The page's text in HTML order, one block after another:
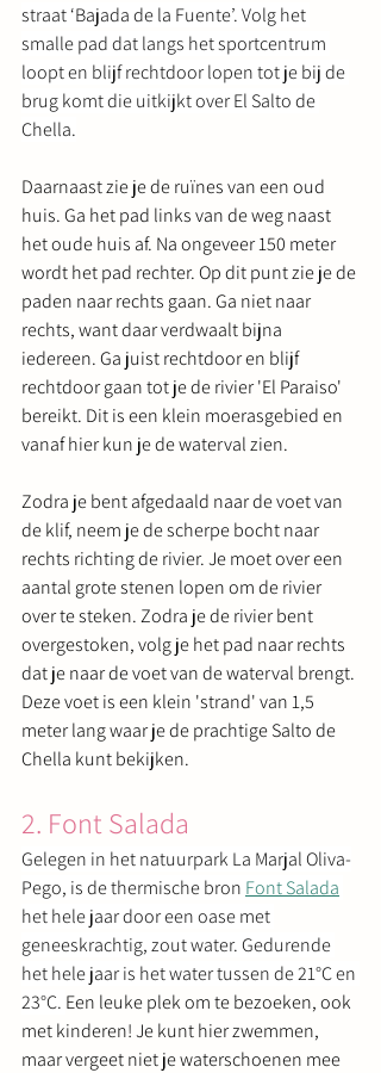
straat ‘Bajada de la Fuente’. Volg het
smalle pad dat langs het sportcentrum
loopt en blijf rechtdoor lopen tot je bij de
brug komt die uitkijkt over El Salto de
Chella.
Daarnaast zie je de ruïnes van een oud
huis. Ga het pad links van de weg naast
het oude huis af. Na ongeveer 150 meter
wordt het pad rechter. Op dit punt zie je de
paden naar rechts gaan. Ga niet naar
rechts, want daar verdwaalt bijna
iedereen. Ga juist rechtdoor en blijf
rechtdoor gaan tot je de rivier 'El Paraiso'
bereikt. Dit is een klein moerasgebied en
vanaf hier kun je de waterval zien.
Zodra je bent afgedaald naar de voet van
de klif, neem je de scherpe bocht naar
rechts richting de rivier. Je moet over een
aantal grote stenen lopen om de rivier
over te steken. Zodra je de rivier bent
overgestoken, volg je het pad naar rechts
dat je naar de voet van de waterval brengt.
Deze voet is een klein 'strand' van 1,5
meter lang waar je de prachtige Salto de
Chella kunt bekijken.
2. Font Salada
Gelegen in het natuurpark La Marjal Oliva-
Pego, is de thermische bron Font Salada
het hele jaar door een oase met
geneeskrachtig, zout water. Gedurende
het hele jaar is het water tussen de 21°C en
23°C. Een leuke plek om te bezoeken, ook
met kinderen! Je kunt hier zwemmen,
maar vergeet niet je waterschoenen mee